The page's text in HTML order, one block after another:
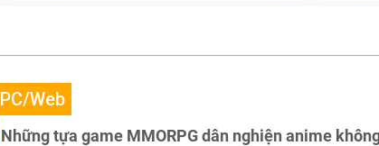
PC/Web
Những tựa game MMORPG dân nghiện anime